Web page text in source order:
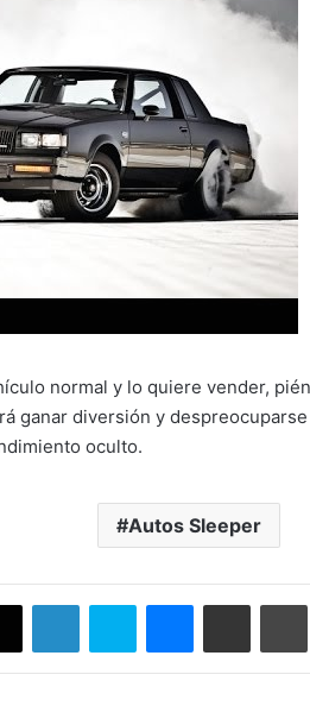
normal y lo quiere vender,
ganar diversión y
oculto.
Autos Sleeper